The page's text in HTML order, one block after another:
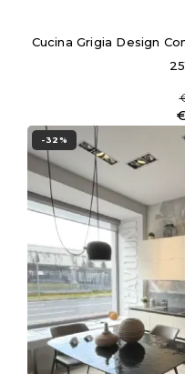
Cucina Grigia Design
-32%